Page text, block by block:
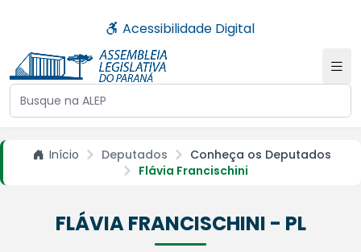
Acessibilidade Digital
Buscar no site da ALEP
Início Deputados
Conheça os Deputados
Flávia Francischini
FLÁVIA FRANCISCHINI - PL